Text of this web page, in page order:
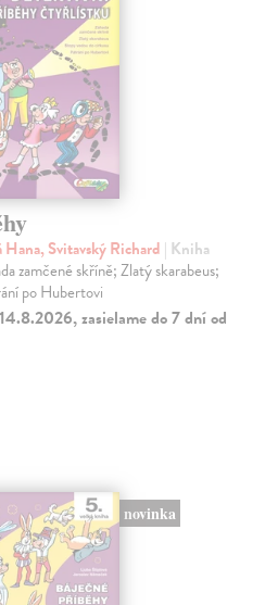
Svitavský Richard | Kniha
zamčené skříně; Zlatý skarabeus;
po Hubertovi
zasielame do 7 dní od
novinka